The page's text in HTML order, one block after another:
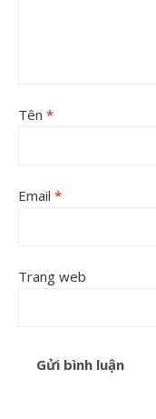
Tên *
Email *
Trang web